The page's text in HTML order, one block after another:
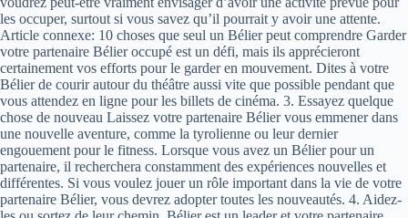
les occuper, surtout si vous savez qu’il pourrait y avoir une attente.
Article connexe: 10 choses que seul un Bélier peut comprendre Garder
votre partenaire Bélier occupé est un défi, mais ils apprécieront
certainement vos efforts pour le garder en mouvement. Dites à votre
Bélier de courir autour du théâtre aussi vite que possible pendant que
vous attendez en ligne pour les billets de cinéma. 3. Essayez quelque
chose de nouveau Laissez votre partenaire Bélier vous emmener dans
une nouvelle aventure, comme la tyrolienne ou leur dernier
engouement pour le fitness. Lorsque vous avez un Bélier pour un
partenaire, il recherchera constamment des expériences nouvelles et
différentes. Si vous voulez jouer un rôle important dans la vie de votre
partenaire Bélier, vous devrez adopter toutes les nouveautés. 4. Aidez-